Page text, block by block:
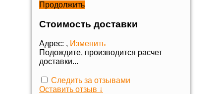
Продолжить
Стоимость доставки
Адрес: , Изменить
Подождите, производится расчет
доставки...
Следить за отзывами
Оставить отзыв ↓